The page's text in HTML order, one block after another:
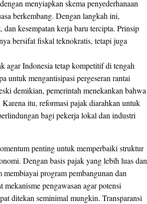
menyiapkan skema penyederhanaan
berkembang. Dengan langkah ini,
kesempatan kerja baru tercipta. Prinsip
bersifat fiskal teknokratis, tetapi juga
agar Indonesia tetap kompetitif di tengah
untuk mengantisipasi pergeseran rantai
demikian, pemerintah menekankan bahwa
itu, reformasi pajak diarahkan untuk
bagi pekerja lokal dan industri
penting untuk memperbaiki struktur
Dengan basis pajak yang lebih luas dan
program pembangunan dan
pengawasan agar potensi
ditekan seminimal mungkin. Transparansi